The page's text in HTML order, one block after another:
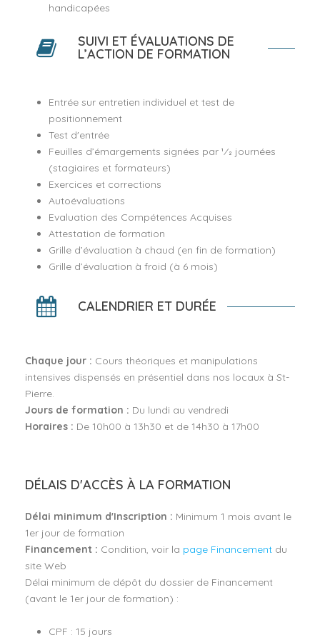
handicapées
SUIVI ET ÉVALUATIONS DE
L’ACTION DE FORMATION
Entrée sur entretien individuel et test de
positionnement
Test d'entrée
Feuilles d’émargements signées par 1⁄2 journées
(stagiaires et formateurs)
Exercices et corrections
Autoévaluations
Evaluation des Compétences Acquises
Attestation de formation
Grille d’évaluation à chaud (en fin de formation)
Grille d’évaluation à froid (à 6 mois)
CALENDRIER ET DURÉE
Chaque jour : Cours théoriques et manipulations
intensives dispensés en présentiel dans nos locaux à St-
Pierre.
Jours de formation : Du lundi au vendredi
Horaires : De 10h00 à 13h30 et de 14h30 à 17h00
DÉLAIS D'ACCÈS À LA FORMATION
Délai minimum d'Inscription : Minimum 1 mois avant le
1er jour de formation
Financement : Condition, voir la page Financement du
site Web
Délai minimum de dépôt du dossier de Financement
(avant le 1er jour de formation) :
CPF : 15 jours